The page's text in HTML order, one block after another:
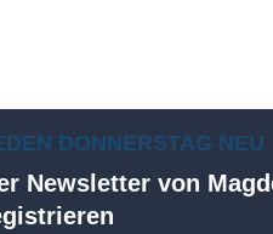
DONNERSTAG NEU
Newsletter von